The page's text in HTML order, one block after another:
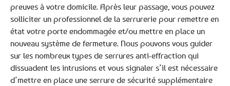
preuves à votre domicile. Après leur passage, vous pouvez
solliciter un professionnel de la serrurerie pour remettre en
état votre porte endommagée et/ou mettre en place un
nouveau système de fermeture. Nous pouvons vous guider
sur les nombreux types de serrures anti-effraction qui
dissuadent les intrusions et vous signaler s’il est nécessaire
d’mettre en place une serrure de sécurité supplémentaire